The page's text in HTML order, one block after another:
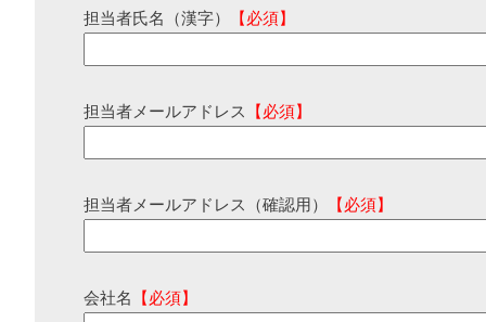
担当者氏名（漢字） 【必須】
担当者メールアドレス 【必須】
担当者メールアドレス（確認用） 【必須】
会社名 【必須】